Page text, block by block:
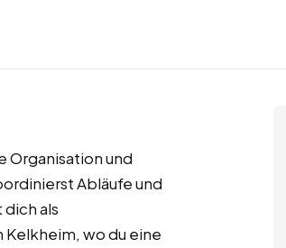
Organisation und
Abläufe und
als
wo du eine